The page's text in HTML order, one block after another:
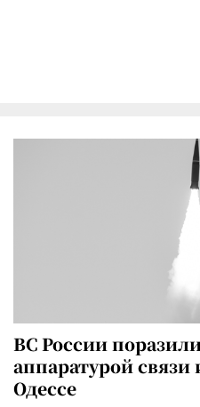
ВС России
аппаратурой связи
Одессе